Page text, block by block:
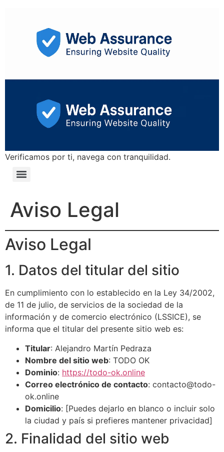
Verificamos por ti, navega con tranquilidad.
Aviso Legal
Aviso Legal
1. Datos del titular del sitio
En cumplimiento con lo establecido en la Ley 34/2002,
de 11 de julio, de servicios de la sociedad de la
información y de comercio electrónico (LSSICE), se
informa que el titular del presente sitio web es:
Titular: Alejandro Martín Pedraza
Nombre del sitio web: TODO OK
Dominio: https://todo-ok.online
Correo electrónico de contacto: contacto@todo-
ok.online
Domicilio: [Puedes dejarlo en blanco o incluir solo
la ciudad y país si prefieres mantener privacidad]
2. Finalidad del sitio web